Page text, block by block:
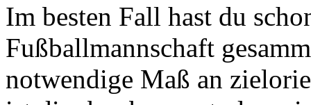
Im besten Fall hast du
Fußballmannschaft
notwendige Maß an